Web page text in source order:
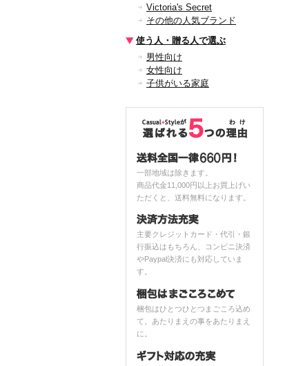
Victoria's Secret
その他の人気ブランド
使う人・贈る人で選ぶ
男性向け
女性向け
子供がいる家庭
一部地域は除きます。
商品代金11,000円以上お買上げい
ただくと、送料無料になります。
主要クレジットカード・代引・銀
行振込はもちろん、コンビニ決済
やPaypal決済にも対応していま
す。
梱包はひとつひとつまごころ込め
て。あたりまえの事をあたりまえ
に。